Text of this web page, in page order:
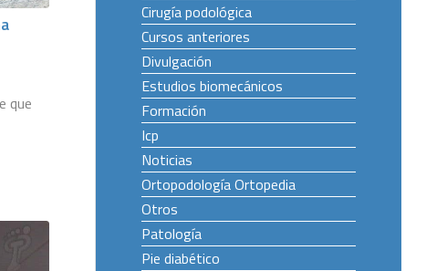
que
Cirugía podológica
Cursos anteriores
Divulgación
Estudios biomecánicos
Formación
Icp
Noticias
Ortopodología Ortopedia
Otros
Patología
Pie diabético